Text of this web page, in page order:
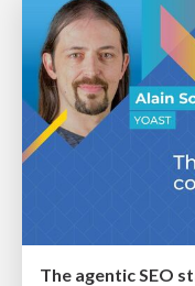
The agentic SEO